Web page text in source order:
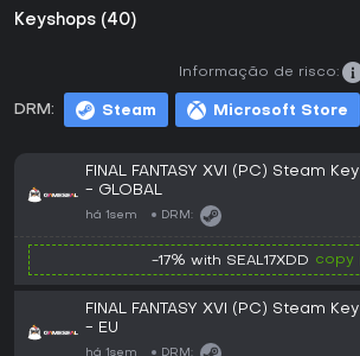
Keyshops (40)
DRM: Steam Microsoft Store
Informação de risco:
FINAL FANTASY XVI (PC) Steam Key
- GLOBAL
há 1sem DRM:
-17% with SEAL17XDD copy
FINAL FANTASY XVI (PC) Steam Key
- EU
há 1sem DRM: